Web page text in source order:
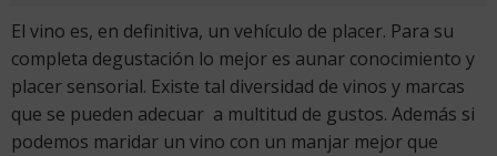
El vino es, en definitiva, un vehículo de placer. Para su
completa degustación lo mejor es aunar conocimiento y
placer sensorial. Existe tal diversidad de vinos y marcas
que se pueden adecuar a multitud de gustos. Además si
podemos maridar un vino con un manjar mejor que